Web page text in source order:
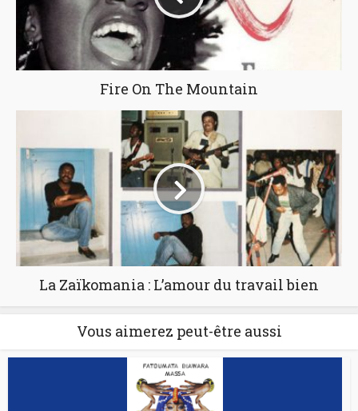
Fire On The Mountain
La Zaïkomania : L’amour du travail bien
Vous aimerez peut-être aussi